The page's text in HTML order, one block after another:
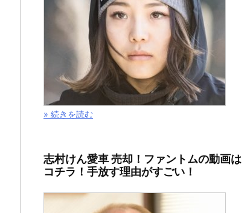
地
獄
サ
イ
コ
2
人
～」
» 続きを読む
志村けん愛車 売却！ファントムの動画は
コチラ！手放す理由がすごい！